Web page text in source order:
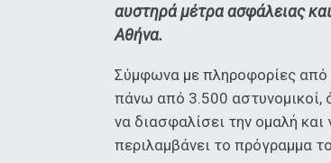
αυστηρά μέτρα ασφάλειας
Αθήνα.
Σύμφωνα με πληροφορίες από
πάνω από 3.500 αστυνομικοί,
να διασφαλίσει την ομαλή
περιλαμβάνει το πρόγραμμα